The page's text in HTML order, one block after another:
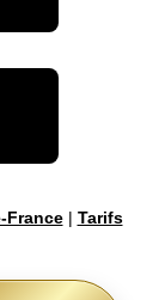
France| Tarifs